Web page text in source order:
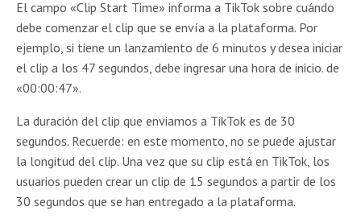
El campo «Clip Start Time» informa a TikTok sobre cuándo
debe comenzar el clip que se envía a la plataforma. Por
ejemplo, si tiene un lanzamiento de 6 minutos y desea iniciar
el clip a los 47 segundos, debe ingresar una hora de inicio. de
«00:00:47».
La duración del clip que enviamos a TikTok es de 30
segundos. Recuerde: en este momento, no se puede ajustar
la longitud del clip. Una vez que su clip está en TikTok, los
usuarios pueden crear un clip de 15 segundos a partir de los
30 segundos que se han entregado a la plataforma.